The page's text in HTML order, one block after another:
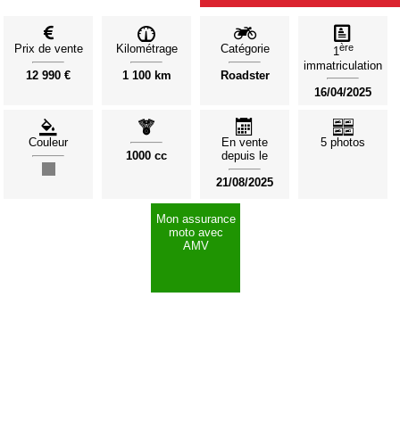
Prix de vente
12 990 €
Kilométrage
1 100 km
Catégorie
Roadster
1ère
immatriculation
16/04/2025
Couleur
1000 cc
En vente
depuis le
21/08/2025
5 photos
Mon assurance
moto avec
AMV